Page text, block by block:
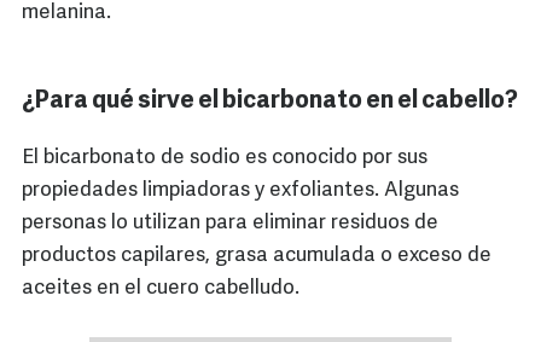
melanina.
¿Para qué sirve el bicarbonato en el cabello?
El bicarbonato de sodio es conocido por sus
propiedades limpiadoras y exfoliantes. Algunas
personas lo utilizan para eliminar residuos de
productos capilares, grasa acumulada o exceso de
aceites en el cuero cabelludo.